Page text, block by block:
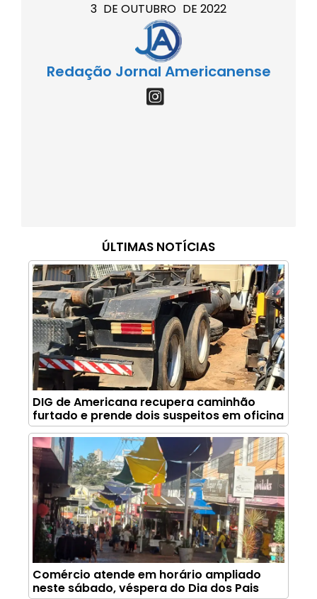
3 DE OUTUBRO DE 2022
Redação Jornal Americanense
ÚLTIMAS NOTÍCIAS
DIG de Americana recupera caminhão
furtado e prende dois suspeitos em oficina
Comércio atende em horário ampliado
neste sábado, véspera do Dia dos Pais